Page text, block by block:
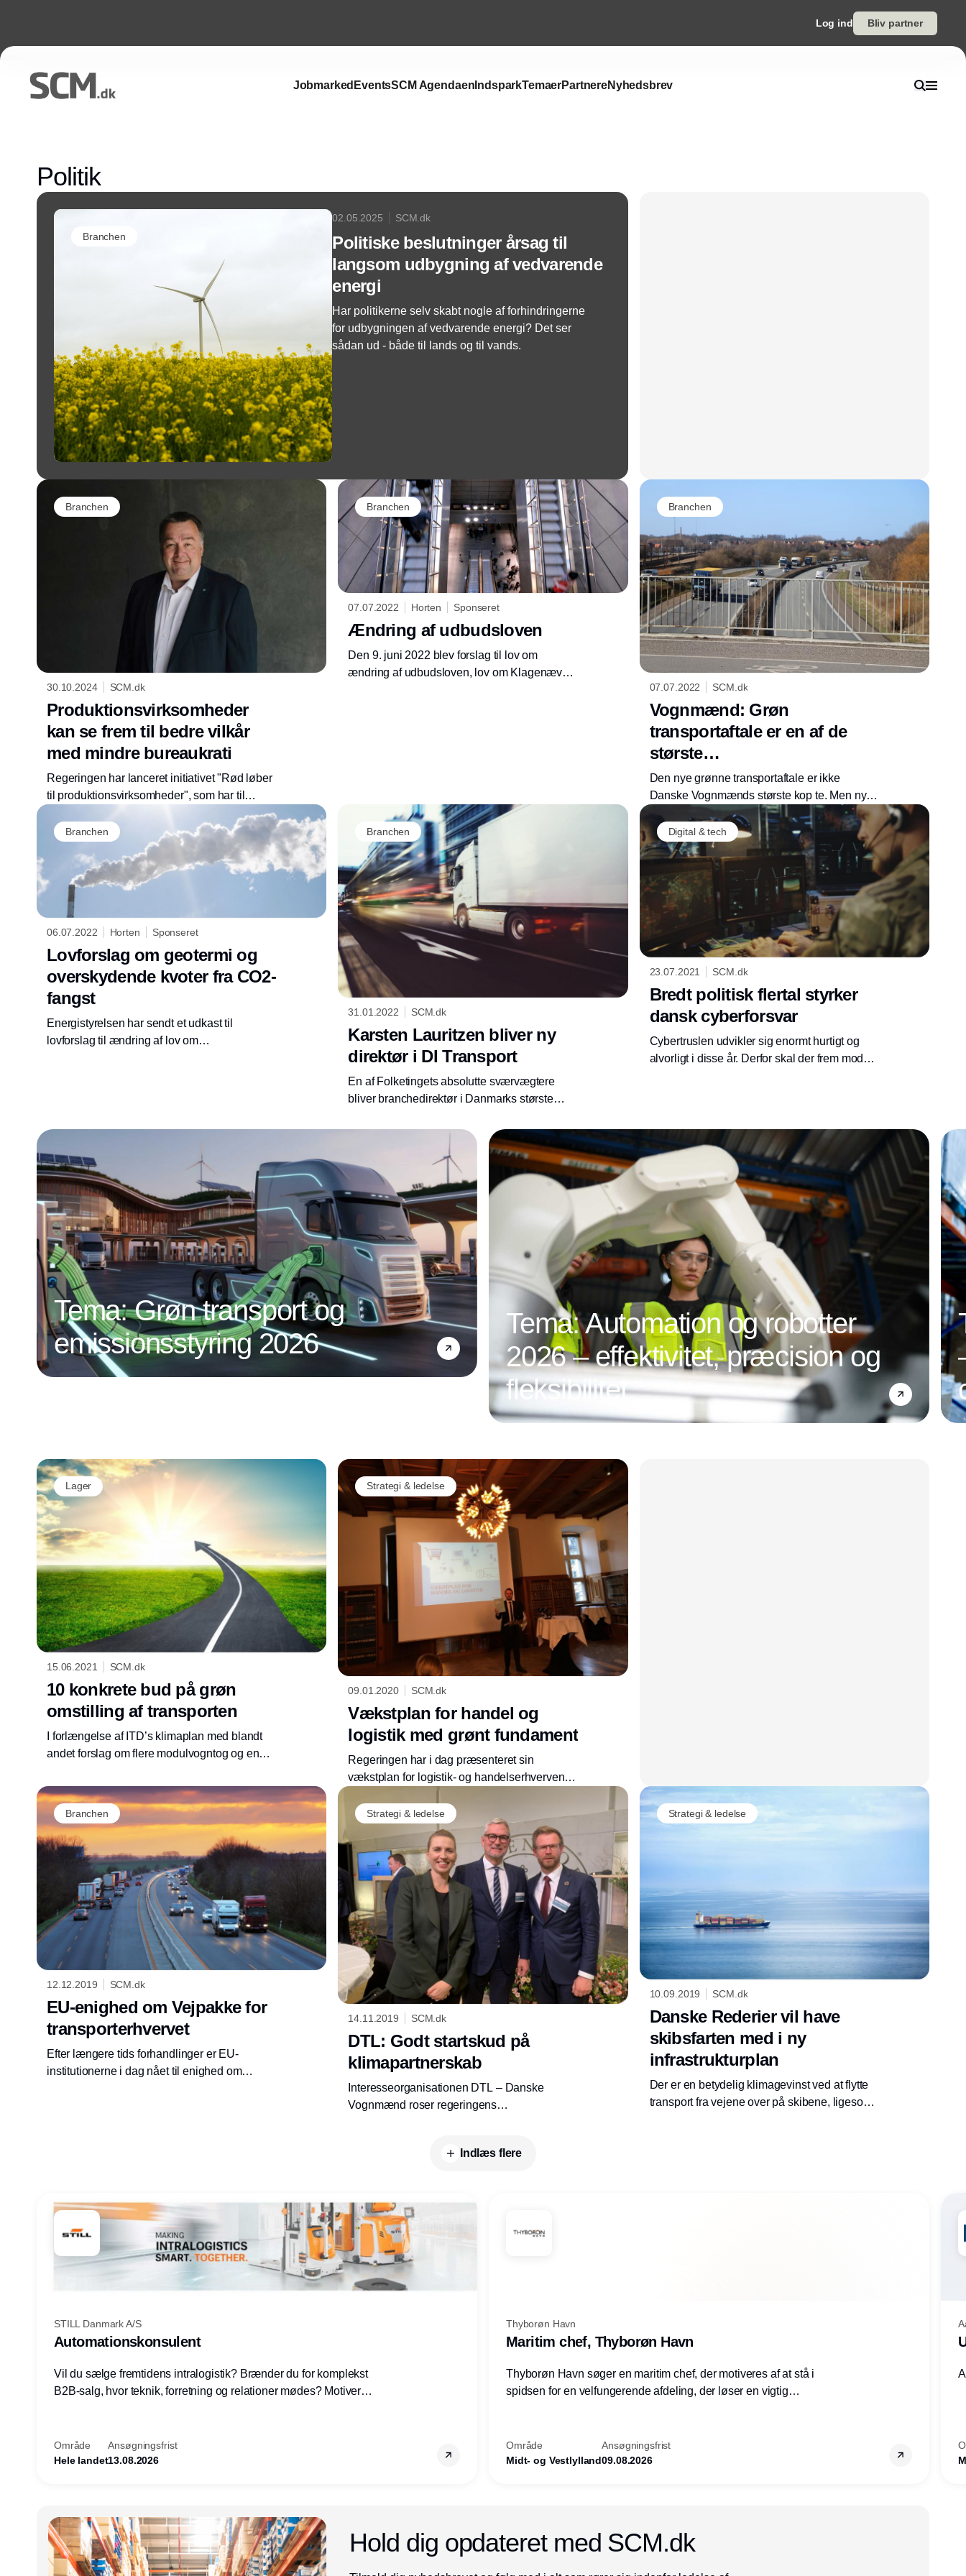
Log ind Bliv partner
Jobmarked EventsSCM Agendaen IndsparkTemaerPartnereNyhedsbrev
Politik
Branchen
02.05.2025 SCM.dk
Politiske beslutninger årsag til
langsom udbygning af vedvarende
energi
Har politikerne selv skabt nogle af forhindringerne
for udbygningen af vedvarende energi? Det ser
sådan ud - både til lands og til vands.
Branchen
30.10.2024 SCM.dk
Produktionsvirksomheder
kan se frem til bedre vilkår
med mindre bureaukrati
Regeringen har lanceret initiativet "Rød løber
til produktionsvirksomheder", som har til
formål at styrke Danmarks position i den
globale konkurrence om vækst og
Branchen
07.07.2022 Horten Sponseret
Ændring af udbudsloven
Den 9. juni 2022 blev forslag til lov om
ændring af udbudsloven, lov om Klagenævnet
Branchen
07.07.2022 SCM.dk
Vognmænd: Grøn
transportaftale er en af de
største
kapacitetsforbedringer i 50 år
Den nye grønne transportaftale er ikke
Danske Vognmænds største kop te. Men nye
nationale regler om vægt og dimensionering
hjælper den bitre pille med at glide ned. Det er
nemlig en af de største forbedringer af
kapacitet i 50 år.
Annonce
Branchen
06.07.2022 Horten Sponseret
Lovforslag om geotermi og
overskydende kvoter fra CO2-
fangst
Energistyrelsen har sendt et udkast til
lovforslag til ændring af lov om
statsstøttet CO2-fangst. Høringsfristen var 24.
Branchen
31.01.2022 SCM.dk
Karsten Lauritzen bliver ny
direktør i DI Transport
En af Folketingets absolutte sværvægtere
bliver branchedirektør i Danmarks største
begynder tidligere skatteminister og
nuværende gruppeformand for Venstres
folketingsgruppe Karsten Lauritzen som
direktør for DI Transport.
Digital & tech
23.07.2021 SCM.dk
Bredt politisk flertal styrker
dansk cyberforsvar
Cybertruslen udvikler sig enormt hurtigt og
alvorligt i disse år. Derfor skal der frem mod
rådgivning og støtte. Det har et bredt flertal i
Folketinget besluttet.
Tema: Grøn transport og
emissionsstyring 2026
Tema: Automation og robotter
2026 – effektivitet, præcision og
fleksibilitet
Annonce
Lager
15.06.2021 SCM.dk
10 konkrete bud på grøn
omstilling af transporten
I forlængelse af ITD’s klimaplan med blandt
andet forslag om flere modulvogntog og en
ITD nu yderligere 10 helt konkrete bud på,
hvordan politikerne bedst hjælper den grønne
omstilling af den tunge transport på vej. Målet
er at inspirere politikere og konkretisere
indsatsen.
Strategi & ledelse
09.01.2020 SCM.dk
Vækstplan for handel og
logistik med grønt fundament
Regeringen har i dag præsenteret sin
vækstplan for logistik- og handelserhvervene,
der med bl.a. et e-handelstjek og kunstig
intelligens vil skal give sektorens danske
virksomheder bedre konkurrencebetingelser,
med bæredygtighed i højsædet.
Branchen
12.12.2019 SCM.dk
EU-enighed om Vejpakke for
transporterhvervet
Efter længere tids forhandlinger er EU-
institutionerne i dag nået til enighed om
Strategi & ledelse
14.11.2019 SCM.dk
DTL: Godt startskud på
klimapartnerskab
Interesseorganisationen DTL – Danske
Vognmænd roser regeringens
offentlige indkøb som redskab til at fremme
Strategi & ledelse
10.09.2019 SCM.dk
Danske Rederier vil have
skibsfarten med i ny
infrastrukturplan
Der er en betydelig klimagevinst ved at flytte
transport fra vejene over på skibene, ligesom
Indlæs flere
STILL Danmark A/S
Automationskonsulent
Vil du sælge fremtidens intralogistik? Brænder du for komplekst
B2B-salg, hvor teknik, forretning og relationer mødes? Motiveres
nogle af Danmarks mest spændende produktions- og
logistikvirksomheder?
Område
Hele landet
Ansøgningsfrist
13.08.2026
Thyborøn Havn
Maritim chef, Thyborøn Havn
Thyborøn Havn søger en maritim chef, der motiveres af at stå i
spidsen for en velfungerende afdeling, der løser en vigtig
Område
Midt- og Vestlylland
Ansøgningsfrist
09.08.2026
Hold dig opdateret med SCM.dk